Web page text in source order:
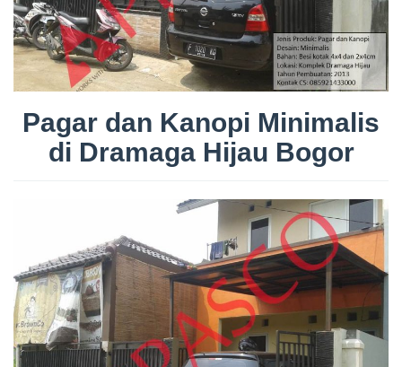
Pagar dan Kanopi Minimalis
di Dramaga Hijau Bogor